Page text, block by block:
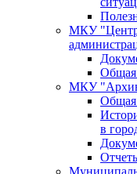
МКУ
МКУ "Архив
в